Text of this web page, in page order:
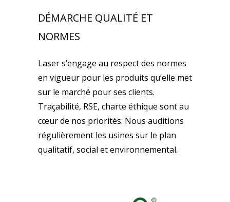
DÉMARCHE QUALITÉ ET
NORMES
Laser s’engage au respect des normes
en vigueur pour les produits qu’elle met
sur le marché pour ses clients.
Traçabilité, RSE, charte éthique sont au
cœur de nos priorités. Nous auditions
régulièrement les usines sur le plan
qualitatif, social et environnemental.